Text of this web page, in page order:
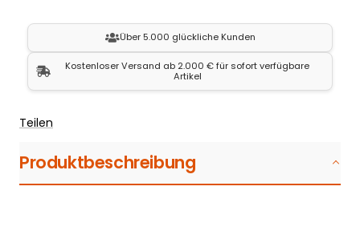
Über 5.000 glückliche Kunden
Kostenloser Versand ab 2.000 € für sofort verfügbare
Artikel
Teilen
Produktbeschreibung